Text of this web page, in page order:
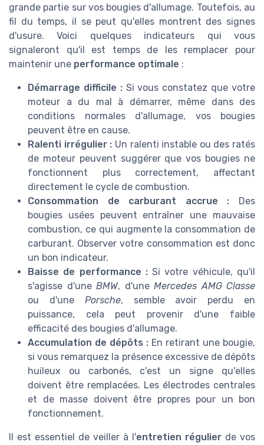
grande partie sur vos bougies d'allumage. Toutefois, au
fil du temps, il se peut qu'elles montrent des signes
d'usure. Voici quelques indicateurs qui vous
signaleront qu'il est temps de les remplacer pour
maintenir une performance optimale :
Démarrage difficile :Si vous constatez que votre
moteur a du mal à démarrer, même dans des
conditions normales d'allumage, vos bougies
peuvent être en cause.
Ralenti irrégulier : Un ralenti instable ou des ratés
de moteur peuvent suggérer que vos bougies ne
fonctionnent plus correctement, affectant
directement le cycle de combustion.
Consommation de carburant accrue : Des
bougies usées peuvent entraîner une mauvaise
combustion, ce qui augmente la consommation de
carburant. Observer votre consommation est donc
un bon indicateur.
Baisse de performance :Si votre véhicule, qu'il
s'agisse d'une BMW, d'une Mercedes AMG Classe
ou d'une Porsche, semble avoir perdu en
puissance, cela peut provenir d'une faible
efficacité des bougies d'allumage.
Accumulation de dépôts : En retirant une bougie,
si vous remarquez la présence excessive de dépôts
huileux ou carbonés, c'est un signe qu'elles
doivent être remplacées. Les électrodes centrales
et de masse doivent être propres pour un bon
fonctionnement.
Il est essentiel de veiller à l'entretien régulier de vos